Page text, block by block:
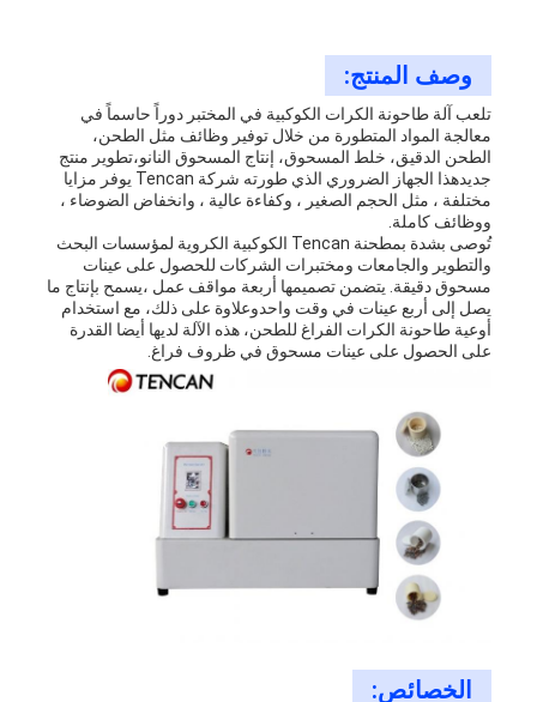
وصف المنتج:
تلعب آلة طاحونة الكرات الكوكبية في المختبر دوراً حاسماً في
معالجة المواد المتطورة من خلال توفير وظائف مثل الطحن،
الطحن الدقيق، خلط المسحوق، إنتاج المسحوق النانو،تطوير منتج
جديدهذا الجهاز الضروري الذي طورته شركة Tencan يوفر مزايا
مختلفة ، مثل الحجم الصغير ، وكفاءة عالية ، وانخفاض الضوضاء ،
ووظائف كاملة.
تُوصى بشدة بمطحنة Tencan الكوكبية الكروية لمؤسسات البحث
والتطوير والجامعات ومختبرات الشركات للحصول على عينات
مسحوق دقيقة. يتضمن تصميمها أربعة مواقف عمل ،يسمح بإنتاج ما
يصل إلى أربع عينات في وقت واحدوعلاوة على ذلك، مع استخدام
أوعية طاحونة الكرات الفراغ للطحن، هذه الآلة لديها أيضا القدرة
على الحصول على عينات مسحوق في ظروف فراغ.
الخصائص: